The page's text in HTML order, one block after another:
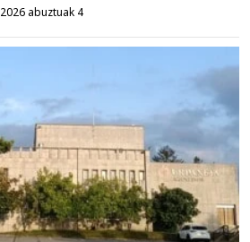
2026 abuztuak 4